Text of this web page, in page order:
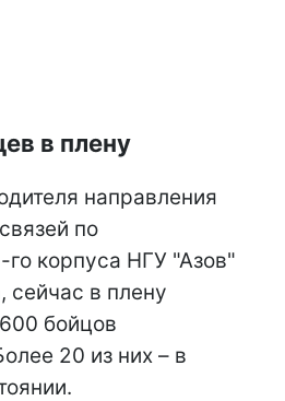
в плену
направления
по
корпуса НГУ "Азов"
сейчас в плену
бойцов
20 из них – в